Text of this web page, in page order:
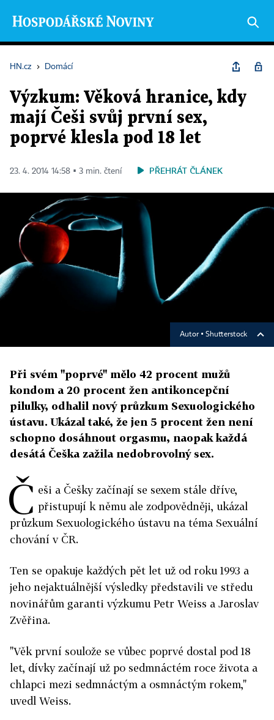
HN.cz › Domácí
Výzkum: Věková hranice, kdy
mají Češi svůj první sex,
poprvé klesla pod 18 let
23. 4. 2014 14:58 ▪ 3 min. čtení PŘEHRÁT ČLÁNEK
Autor ▪ Shutterstock
Při svém "poprvé" mělo 42 procent mužů
kondom a 20 procent žen antikoncepční
pilulky, odhalil nový průzkum Sexuologického
ústavu. Ukázal také, že jen 5 procent žen není
schopno dosáhnout orgasmu, naopak každá
desátá Češka zažila nedobrovolný sex.
Č eši a Češky začínají se sexem stále dříve,
přistupují k němu ale zodpovědněji, ukázal
průzkum Sexuologického ústavu na téma Sexuální
chování v ČR.
Ten se opakuje každých pět let už od roku 1993 a
jeho nejaktuálnější výsledky představili ve středu
novinářům garanti výzkumu Petr Weiss a Jaroslav
Zvěřina.
"Věk první soulože se vůbec poprvé dostal pod 18
let, dívky začínají už po sedmnáctém roce života a
chlapci mezi sedmnáctým a osmnáctým rokem,"
uvedl Weiss.